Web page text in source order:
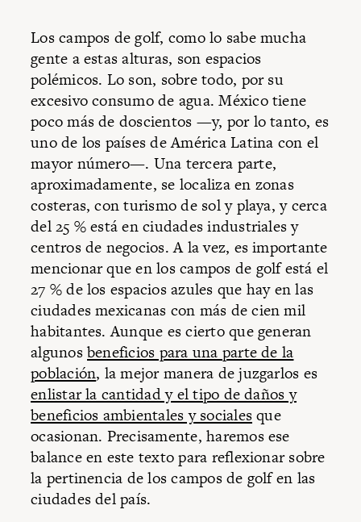
Los campos de golf, como lo sabe mucha
gente a estas alturas, son espacios
polémicos. Lo son, sobre todo, por su
excesivo consumo de agua. México tiene
poco más de doscientos —y, por lo tanto, es
uno de los países de América Latina con el
mayor número—. Una tercera parte,
aproximadamente, se localiza en zonas
costeras, con turismo de sol y playa, y cerca
del 25 % está en ciudades industriales y
centros de negocios. A la vez, es importante
mencionar que en los campos de golf está el
27 % de los espacios azules que hay en las
ciudades mexicanas con más de cien mil
habitantes. Aunque es cierto que generan
algunosbeneficios para una parte de la
población, la mejor manera de juzgarlos es
enlistar la cantidad y el tipo de daños y
beneficios ambientales y socialesque
ocasionan. Precisamente, haremos ese
balance en este texto para reflexionar sobre
la pertinencia de los campos de golf en las
ciudades del país.